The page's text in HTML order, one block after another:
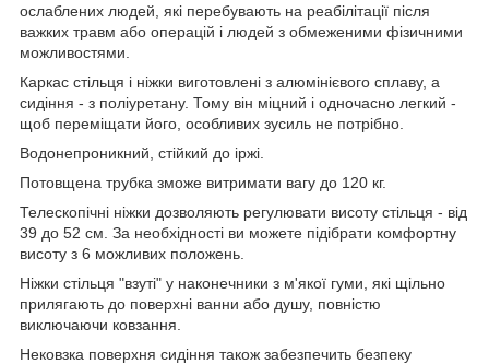
ослаблених людей, які перебувають на реабілітації після
важких травм або операцій і людей з обмеженими фізичними
можливостями.
Каркас стільця і ​​ніжки виготовлені з алюмінієвого сплаву, а
сидіння - з поліуретану. Тому він міцний і одночасно легкий -
щоб переміщати його, особливих зусиль не потрібно.
Водонепроникний, стійкий до іржі.
Потовщена трубка зможе витримати вагу до 120 кг.
Телескопічні ніжки дозволяють регулювати висоту стільця - від
39 до 52 см. За необхідності ви можете підібрати комфортну
висоту з 6 можливих положень.
Ніжки стільця "взуті" у наконечники з м'якої гуми, які щільно
прилягають до поверхні ванни або душу, повністю
виключаючи ковзання.
Нековзка поверхня сидіння також забезпечить безпеку